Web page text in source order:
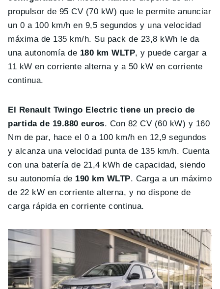
propulsor de 95 CV (70 kW) que le permite anunciar
un 0 a 100 km/h en 9,5 segundos y una velocidad
máxima de 135 km/h. Su pack de 23,8 kWh le da
una autonomía de 180 km WLTP, y puede cargar a
11 kW en corriente alterna y a 50 kW en corriente
continua.
El Renault Twingo Electric tiene un precio de
partida de 19.880 euros. Con 82 CV (60 kW) y 160
Nm de par, hace el 0 a 100 km/h en 12,9 segundos
y alcanza una velocidad punta de 135 km/h. Cuenta
con una batería de 21,4 kWh de capacidad, siendo
su autonomía de 190 km WLTP. Carga a un máximo
de 22 kW en corriente alterna, y no dispone de
carga rápida en corriente continua.